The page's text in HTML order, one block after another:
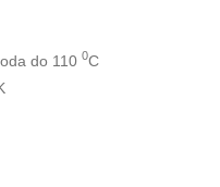
do 110 0C